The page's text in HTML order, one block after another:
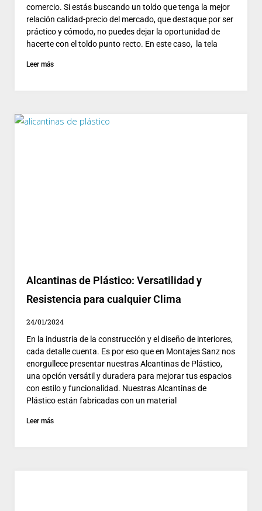
comercio. Si estás buscando un toldo que tenga la mejor
relación calidad-precio del mercado, que destaque por ser
práctico y cómodo, no puedes dejar la oportunidad de
hacerte con el toldo punto recto. En este caso, la tela
Leer más
Alcantinas de Plástico: Versatilidad y
Resistencia para cualquier Clima
24/01/2024
En la industria de la construcción y el diseño de interiores,
cada detalle cuenta. Es por eso que en Montajes Sanz nos
enorgullece presentar nuestras Alcantinas de Plástico,
una opción versátil y duradera para mejorar tus espacios
con estilo y funcionalidad. Nuestras Alcantinas de
Plástico están fabricadas con un material
Leer más